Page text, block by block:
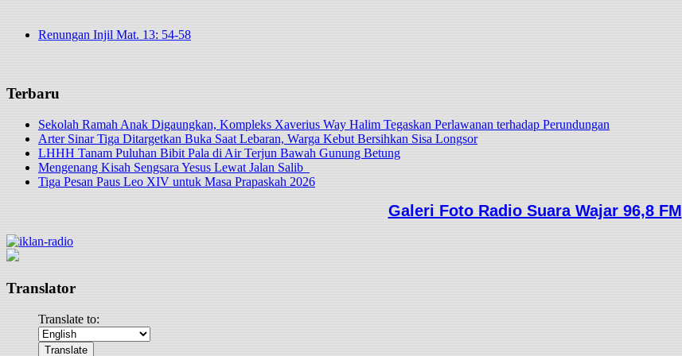
Renungan Injil Mat. 13: 54-58
Terbaru
Sekolah Ramah Anak Digaungkan, Kompleks Xaverius Way Halim Tegaskan Perlawanan terhadap Perundungan
Arter Sinar Tiga Ditargetkan Buka Saat Lebaran, Warga Kebut Bersihkan Sisa Longsor
LHHH Tanam Puluhan Bibit Pala di Air Terjun Bawah Gunung Betung
Mengenang Kisah Sengsara Yesus Lewat Jalan Salib
Tiga Pesan Paus Leo XIV untuk Masa Prapaskah 2026
Galeri Foto Radio Suara Wajar 96,8 FM
Translator
Translate to: